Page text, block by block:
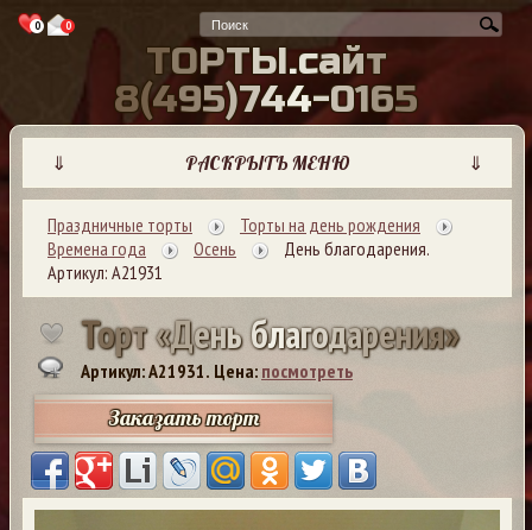
0 0
ТОРТЫ.сайт
8(495)744-0165
⇓ РАСКРЫТЬ МЕНЮ ⇓
Праздничные торты
Торты на день рождения
Времена года
Осень
День благодарения.
Артикул: А21931
Торт«Деньблагодарения»
Артикул: A21931. Цена: посмотреть
Заказать торт